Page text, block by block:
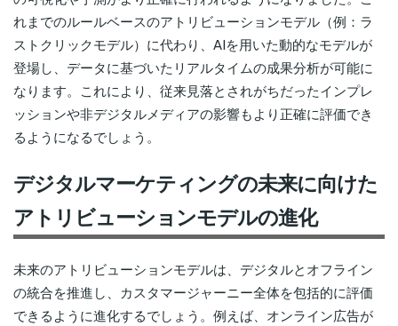
れまでのルールベースのアトリビューションモデル（例：ラ
ストクリックモデル）に代わり、AIを用いた動的なモデルが
登場し、データに基づいたリアルタイムの成果分析が可能に
なります。これにより、従来見落とされがちだったインプレ
ッションや非デジタルメディアの影響もより正確に評価でき
るようになるでしょう。
デジタルマーケティングの未来に向けた
アトリビューションモデルの進化
未来のアトリビューションモデルは、デジタルとオフライン
の統合を推進し、カスタマージャーニー全体を包括的に評価
できるように進化するでしょう。例えば、オンライン広告が